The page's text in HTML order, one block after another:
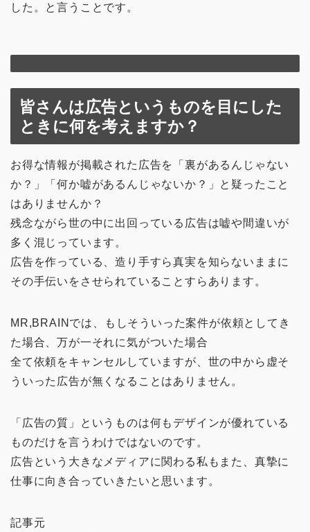
した。と言うことです。
皆さんは広告というものを目にした
ときに何を考えますか？
お得な情報が掲載された広告を「裏があるんじゃない
か？」「何か嘘があるんじゃないか？」と疑ったこと
はありませんか？
残念ながら世の中に出回っている広告は嘘や間違いが
多く混じっています。
広告を作っている、造り手すら真実を知らないままに
その手伝いをさせられていることすらあります。
MR,BRAINでは、もしそういった案件が依頼としてき
た場合、万が一それに気がついた場合
全て依頼をキャンセルしていますが、世の中から虚そ
ういった広告が無くなることはありません。
「広告の質」というものは何もデザインが優れている
ものだけを言うわけではないのです。
広告という大きなメディアに関わる私もまた、真摯に
仕事に向き合っていきたいと思います。
記事元